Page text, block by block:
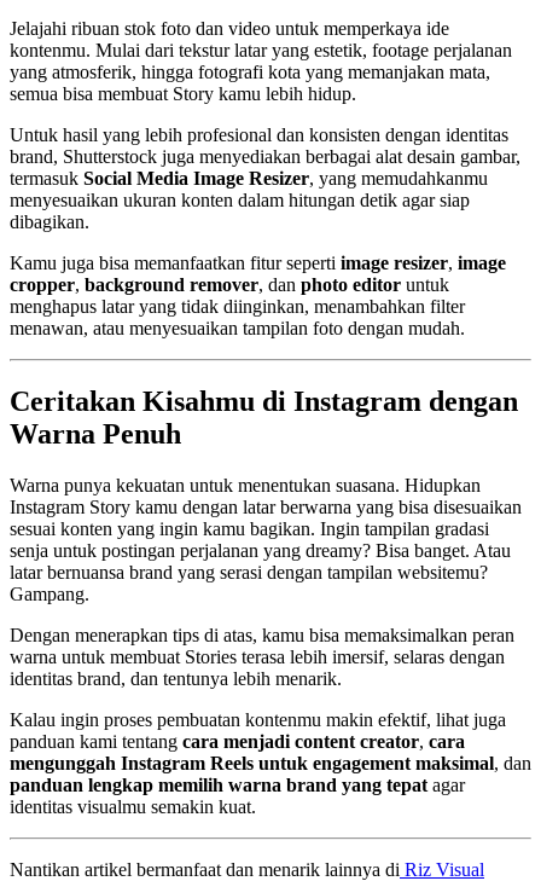
Jelajahi ribuan stok foto dan video untuk memperkaya ide
kontenmu. Mulai dari tekstur latar yang estetik, footage perjalanan
yang atmosferik, hingga fotografi kota yang memanjakan mata,
semua bisa membuat Story kamu lebih hidup.
Untuk hasil yang lebih profesional dan konsisten dengan identitas
brand, Shutterstock juga menyediakan berbagai alat desain gambar,
termasuk Social Media Image Resizer, yang memudahkanmu
menyesuaikan ukuran konten dalam hitungan detik agar siap
dibagikan.
Kamu juga bisa memanfaatkan fitur seperti image resizer, image
cropper, background remover, dan photo editor untuk
menghapus latar yang tidak diinginkan, menambahkan filter
menawan, atau menyesuaikan tampilan foto dengan mudah.
Ceritakan Kisahmu di Instagram dengan
Warna Penuh
Warna punya kekuatan untuk menentukan suasana. Hidupkan
Instagram Story kamu dengan latar berwarna yang bisa disesuaikan
sesuai konten yang ingin kamu bagikan. Ingin tampilan gradasi
senja untuk postingan perjalanan yang dreamy? Bisa banget. Atau
latar bernuansa brand yang serasi dengan tampilan websitemu?
Gampang.
Dengan menerapkan tips di atas, kamu bisa memaksimalkan peran
warna untuk membuat Stories terasa lebih imersif, selaras dengan
identitas brand, dan tentunya lebih menarik.
Kalau ingin proses pembuatan kontenmu makin efektif, lihat juga
panduan kami tentang cara menjadi content creator, cara
mengunggah Instagram Reels untuk engagement maksimal, dan
panduan lengkap memilih warna brand yang tepat agar
identitas visualmu semakin kuat.
Nantikan artikel bermanfaat dan menarik lainnya di Riz Visual